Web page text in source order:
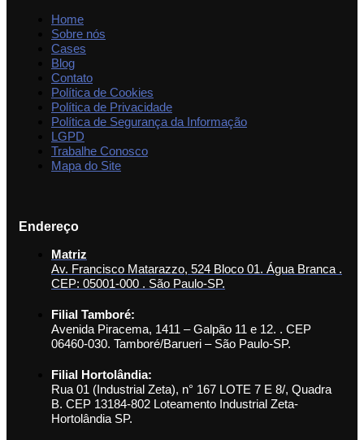
Home
Sobre nós
Cases
Blog
Contato
Política de Cookies
Política de Privacidade
Política de Segurança da Informação
LGPD
Trabalhe Conosco
Mapa do Site
Endereço
Matriz
Av. Francisco Matarazzo, 524 Bloco 01. Água Branca .
CEP: 05001-000 . São Paulo-SP.
Filial Tamboré:
Avenida Piracema, 1411 – Galpão 11 e 12. . CEP
06460-030. Tamboré/Barueri – São Paulo-SP.
Filial Hortolândia:
Rua 01 (Industrial Zeta), n° 167 LOTE 7 E 8/, Quadra
B. CEP 13184-802 Loteamento Industrial Zeta-
Hortolândia SP.